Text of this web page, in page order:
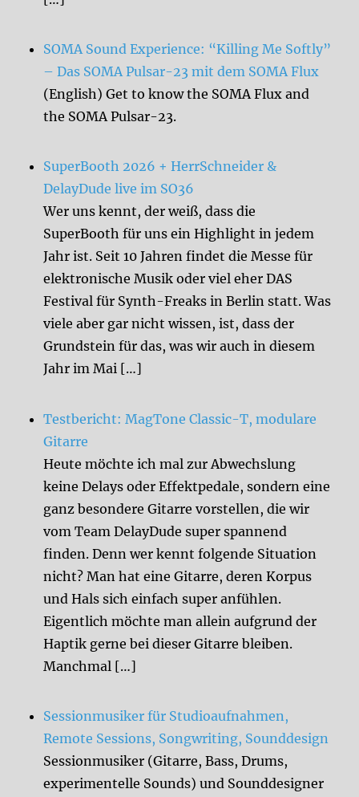
SOMA Sound Experience: “Killing Me Softly”
– Das SOMA Pulsar-23 mit dem SOMA Flux
(English) Get to know the SOMA Flux and
the SOMA Pulsar-23.
SuperBooth 2026 + HerrSchneider &
DelayDude live im SO36
Wer uns kennt, der weiß, dass die
SuperBooth für uns ein Highlight in jedem
Jahr ist. Seit 10 Jahren findet die Messe für
elektronische Musik oder viel eher DAS
Festival für Synth-Freaks in Berlin statt. Was
viele aber gar nicht wissen, ist, dass der
Grundstein für das, was wir auch in diesem
Jahr im Mai […]
Testbericht: MagTone Classic-T, modulare
Gitarre
Heute möchte ich mal zur Abwechslung
keine Delays oder Effektpedale, sondern eine
ganz besondere Gitarre vorstellen, die wir
vom Team DelayDude super spannend
finden. Denn wer kennt folgende Situation
nicht? Man hat eine Gitarre, deren Korpus
und Hals sich einfach super anfühlen.
Eigentlich möchte man allein aufgrund der
Haptik gerne bei dieser Gitarre bleiben.
Manchmal […]
Sessionmusiker für Studioaufnahmen,
Remote Sessions, Songwriting, Sounddesign
Sessionmusiker (Gitarre, Bass, Drums,
experimentelle Sounds) und Sounddesigner